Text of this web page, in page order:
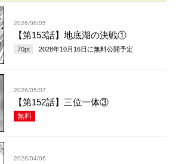
2026/06/05
【第153話】地底湖の決戦①
70pt 2028年10月16日 に無料公開予定
2026/05/07
【第152話】三位一体③
無料
2026/04/06